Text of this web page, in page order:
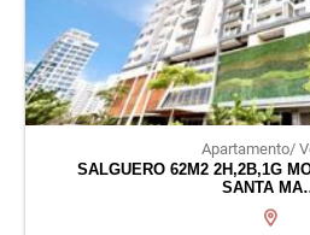
Apartamento/
SALGUERO 62M2 2H,2B,1G
SANTA